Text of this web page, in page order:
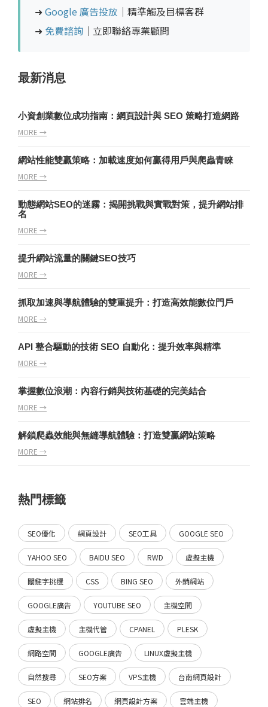
➜ Google 廣告投放 ｜精準觸及目標客群
➜ 免費諮詢 ｜立即聯絡專業顧問
最新消息
小資創業數位成功指南：網頁設計與 SEO 策略打造網路
MORE →
網站性能雙贏策略：加載速度如何贏得用戶與爬蟲青睞
MORE →
動態網站SEO的迷霧：揭開挑戰與實戰對策，提升網站排
名
MORE →
提升網站流量的關鍵SEO技巧
MORE →
抓取加速與導航體驗的雙重提升：打造高效能數位門戶
MORE →
API 整合驅動的技術 SEO 自動化：提升效率與精準
MORE →
掌握數位浪潮：內容行銷與技術基礎的完美結合
MORE →
解鎖爬蟲效能與無縫導航體驗：打造雙贏網站策略
MORE →
熱門標籤
SEO優化 網頁設計 SEO工具 GOOGLE SEO
YAHOO SEO BAIDU SEO RWD 虛擬主機
關鍵字挑選 CSS BING SEO 外銷網站
GOOGLE廣告 YOUTUBE SEO 主機空間
虛擬主機 主機代管 CPANEL PLESK
網路空間 GOOGLE廣告 LINUX虛擬主機
自然搜尋 SEO方案 VPS主機 台南網頁設計
SEO 網站排名 網頁設計方案 雲端主機